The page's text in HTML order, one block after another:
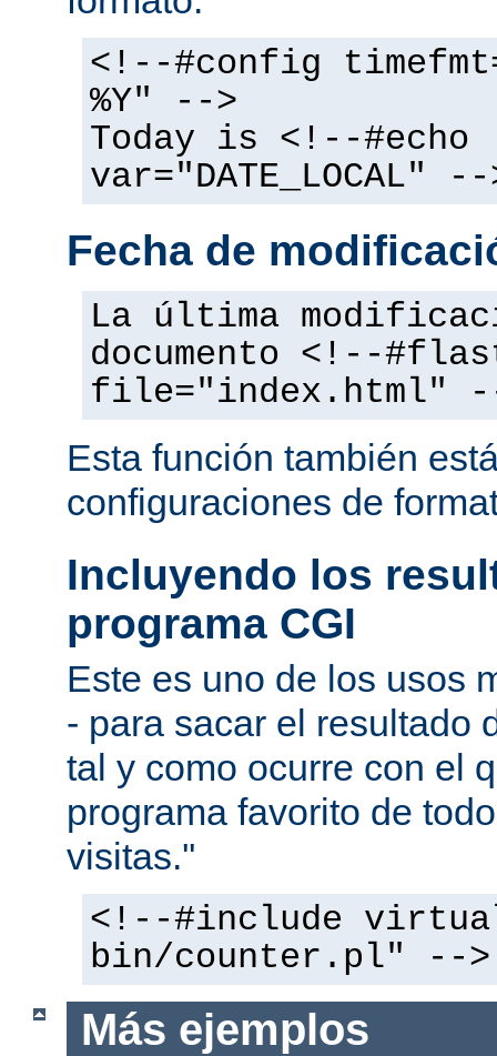
<!--#config
%Y" -->
Today is <!--#echo
var="DATE_LOCAL" --
Fecha de
La última
documento <!--
file="index.html"
Esta función también
configuraciones de
Incluyendo los
programa CGI
Este es uno de los usos
- para sacar el resultado
tal y como ocurre con el
programa favorito de
visitas.''
<!--#include
bin/counter.pl" -->
Más ejemplos